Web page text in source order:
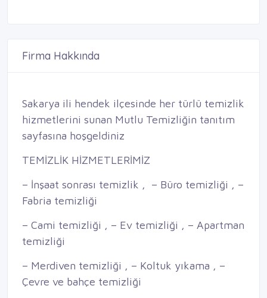
Firma Hakkında
Sakarya ili hendek ilçesinde her türlü temizlik
hizmetlerini sunan Mutlu Temizliğin tanıtım
sayfasına hoşgeldiniz
TEMİZLİK HİZMETLERİMİZ
– İnşaat sonrası temizlik , – Büro temizliği , –
Fabria temizliği
– Cami temizliği , – Ev temizliği , – Apartman
temizliği
– Merdiven temizliği , – Koltuk yıkama , –
Çevre ve bahçe temizliği